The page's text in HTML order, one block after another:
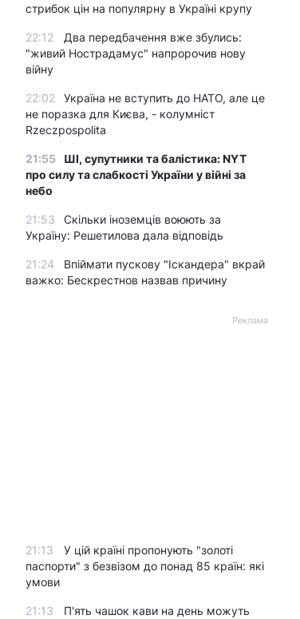
стрибок цін на популярну в Україні крупу
22:12
Два передбачення вже збулись:
"живий Нострадамус" напророчив нову
війну
22:02
Україна не вступить до НАТО, але це
не поразка для Києва, - колумніст
Rzeczpospolita
21:55
ШІ, супутники та балістика: NYT
про силу та слабкості України у війні за
небо
21:53
Скільки іноземців воюють за
Україну: Решетилова дала відповідь
21:24
Впіймати пускову "Іскандера" вкрай
важко: Бескрестнов назвав причину
Реклама
21:13
У цій країні пропонують "золоті
паспорти" з безвізом до понад 85 країн: які
умови
21:13
П'ять чашок кави на день можуть